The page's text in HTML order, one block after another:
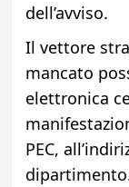
dell’avviso.
Il vettore
mancato
elettronica
PEC,